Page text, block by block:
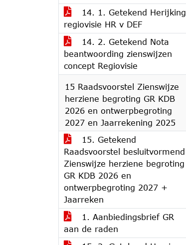
14. 1. Getekend Herijking
regiovisie HR v DEF
14. 2. Getekend Nota
beantwoording zienswijzen
concept Regiovisie
15 Raadsvoorstel Zienswijze
herziene begroting GR KDB
2026 en ontwerpbegroting
2027 en Jaarrekening 2025
15. Getekend
Raadsvoorstel besluitvormend
Zienswijze herziene begroting
GR KDB 2026 en
ontwerpbegroting 2027 +
Jaarreken
1. Aanbiedingsbrief GR
aan de raden